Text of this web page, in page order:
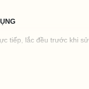
tiếp, lắc đều trước khi